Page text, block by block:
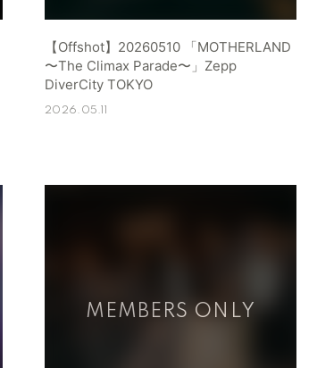
【Offshot】20260510 「MOTHERLAND
〜The Climax Parade〜」Zepp
DiverCity TOKYO
2026.05.11